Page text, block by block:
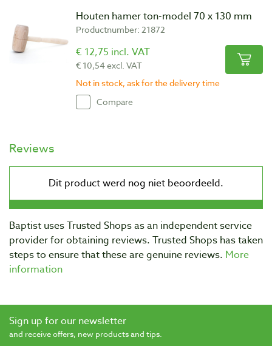
Houten hamer ton-model 70 x 130 mm
Productnumber: 21872
€ 12,75 incl. VAT
€ 10,54 excl. VAT
Not in stock, ask for the delivery time
Compare
Reviews
Baptist uses Trusted Shops as an independent service
provider for obtaining reviews. Trusted Shops has taken
steps to ensure that these are genuine reviews. More
information
Sign up for our newsletter
and receive offers, new products and tips.